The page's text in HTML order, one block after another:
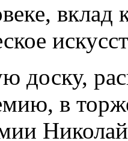
вклад
доску,
в